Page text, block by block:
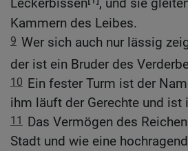
Leckerbissen
, und sie
Kammern des Leibes.
9 Wer sich auch nur lässig
der ist ein Bruder des
10 Ein fester Turm ist der
ihm läuft der Gerechte und ist
11 Das Vermögen des
Stadt und wie eine